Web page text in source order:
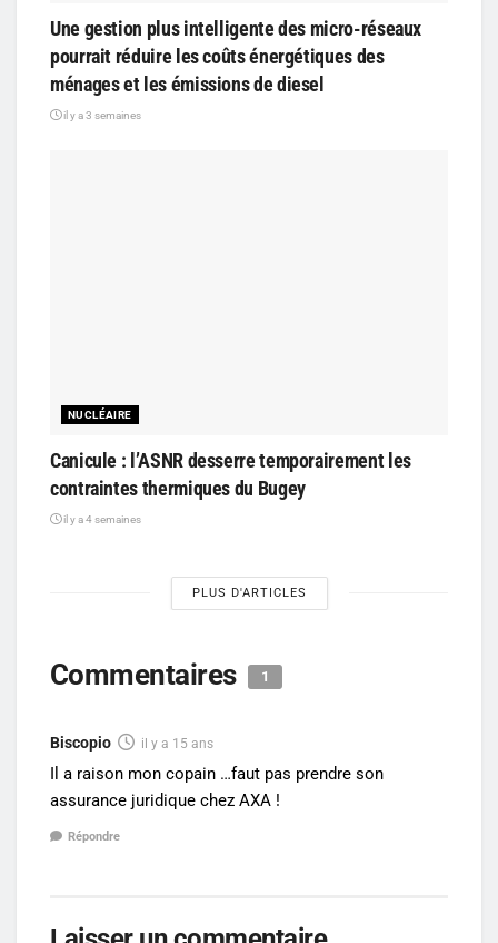
Une gestion plus intelligente des micro-réseaux
pourrait réduire les coûts énergétiques des
ménages et les émissions de diesel
il y a 3 semaines
NUCLÉAIRE
Canicule : l’ASNR desserre temporairement les
contraintes thermiques du Bugey
il y a 4 semaines
PLUS D'ARTICLES
Commentaires 1
Biscopio il y a 15 ans
Il a raison mon copain …faut pas prendre son
assurance juridique chez AXA !
Répondre